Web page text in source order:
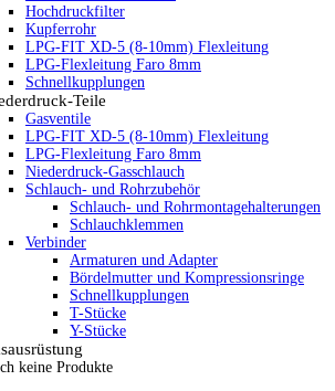
Hochdruckfilter
Kupferrohr
LPG-FIT XD-5 (8-10mm) Flexleitung
LPG-Flexleitung Faro 8mm
Schnellkupplungen
Teile
Gasventile
LPG-FIT XD-5 (8-10mm) Flexleitung
LPG-Flexleitung Faro 8mm
Niederdruck-Gasschlauch
Schlauch- und Rohrzubehör
Schlauch- und Rohrmontagehalterungen
Schlauchklemmen
Verbinder
Armaturen und Adapter
Bördelmutter und Kompressionsringe
Schnellkupplungen
T-Stücke
Y-Stücke
keine Produkte